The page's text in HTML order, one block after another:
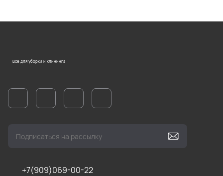
Все для уборки и клининга
+7(909)069-00-22